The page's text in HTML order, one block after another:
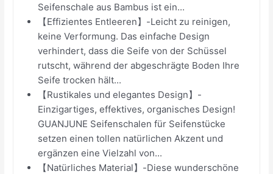
Seifenschale aus Bambus ist ein...
【Effizientes Entleeren】-Leicht zu reinigen,
keine Verformung. Das einfache Design
verhindert, dass die Seife von der Schüssel
rutscht, während der abgeschrägte Boden Ihre
Seife trocken hält...
【Rustikales und elegantes Design】-
Einzigartiges, effektives, organisches Design!
GUANJUNE Seifenschalen für Seifenstücke
setzen einen tollen natürlichen Akzent und
ergänzen eine Vielzahl von...
【Natürliches Material】-Diese wunderschöne